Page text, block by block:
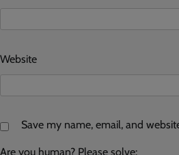
Website
Save my name, email, and
Are you human? Please solve: